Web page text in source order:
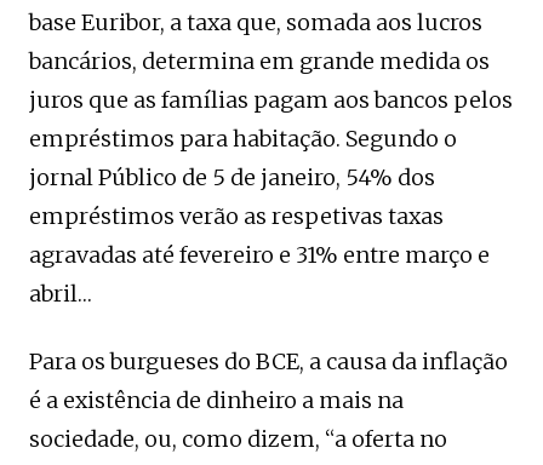
base Euribor, a taxa que, somada aos lucros
bancários, determina em grande medida os
juros que as famílias pagam aos bancos pelos
empréstimos para habitação. Segundo o
jornal Público de 5 de janeiro, 54% dos
empréstimos verão as respetivas taxas
agravadas até fevereiro e 31% entre março e
abril…
Para os burgueses do BCE, a causa da inflação
é a existência de dinheiro a mais na
sociedade, ou, como dizem, “a oferta no